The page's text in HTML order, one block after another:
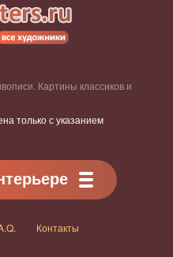
Картины классиков и
только с указанием
Контакты